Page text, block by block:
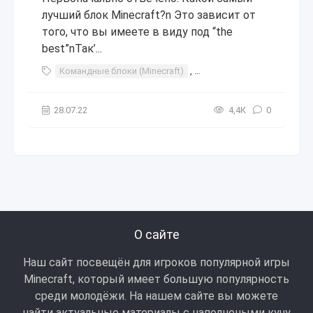
лучший блок Minecraft?n Это зависит от
того, что вы имеете в виду под “the
best”nТак’...
Командные блоки (Minecraft) , Minecraft Mods 2018
28.07.22 4,4К 0
О сайте
Наш сайт посвещён для игроков популярной игры
Minecraft, который имеет большую популярность
среди молодёжи. На нашем сайте вы можете